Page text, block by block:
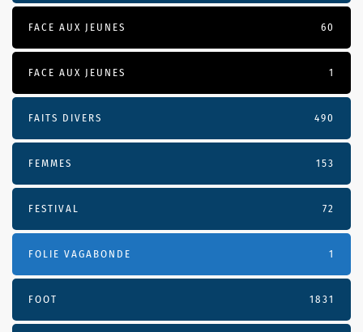
FACE AUX JEUNES 60
FACE AUX JEUNES 1
FAITS DIVERS 490
FEMMES 153
FESTIVAL 72
FOLIE VAGABONDE 1
FOOT 1831